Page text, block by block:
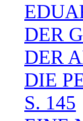
DER
DER
DIE
S. 145